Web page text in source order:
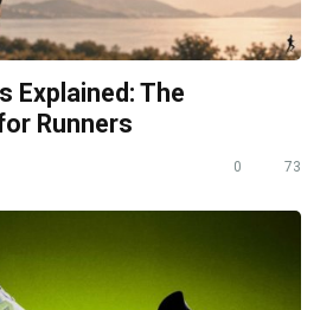
Explained: The
Runners
0 73